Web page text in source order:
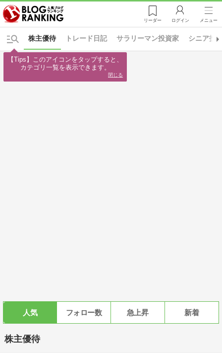
リーダー ログイン メニュー
トレード日記 サラリーマン投資家 シニア投
株主優待
人気 フォロー数 急上昇 新着
株主優待
【Tips】このアイコンをタップすると、
カテゴリ一覧を表示できます。
閉じる